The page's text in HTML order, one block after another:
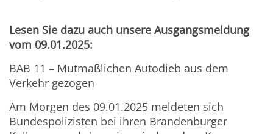
Lesen Sie dazu auch unsere Ausgangsmeldung
vom 09.01.2025:
BAB 11 – Mutmaßlichen Autodieb aus dem
Verkehr gezogen
Am Morgen des 09.01.2025 meldeten sich
Bundespolizisten bei ihren Brandenburger